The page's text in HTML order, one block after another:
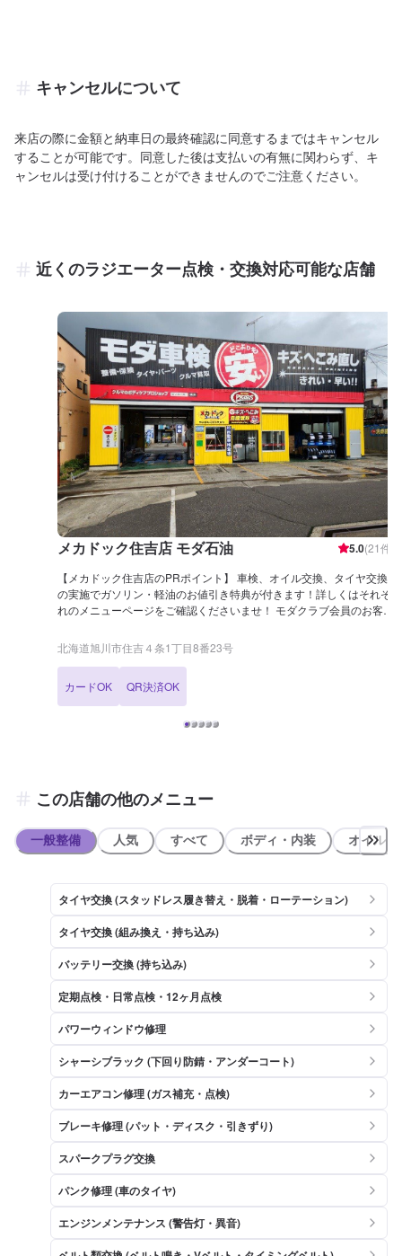
キャンセルについて
来店の際に金額と納車日の最終確認に同意するまではキャンセル
することが可能です。同意した後は支払いの有無に関わらず、キ
ャンセルは受け付けることができませんのでご注意ください。
近くのラジエーター点検・交換対応可能な店舗
メカドック住吉店 モダ石油 5.0(21件)
【メカドック住吉店のPRポイント】 車検、オイル交換、タイヤ交換
の実施でガソリン・軽油のお値引き特典が付きます！詳しくはそれぞ
れのメニューページをご確認くださいませ！ モダクラブ会員のお客様
代(100円)のみですぐに発行が可能です。アプリも合わせてさらにお
得にご利用可能なので、お気軽にお問い合わせくださいませ。 【営業
00 【在籍整備士】 二級整備士が6名、自動車検査員が5名在籍してお
ります。 安心してお車をお預けくださいませ。 【アクセス】 JR旭川
駅方面より国道40号線を士別方面へ向かい、北海道護国神社のある交
北海道旭川市住吉４条1丁目8番23号
カードOK QR決済OK
この店舗の他のメニュー
一般整備 人気 すべて ボディ・内装 オイル類
タイヤ交換 (スタッドレス履き替え・脱着・ローテーション)
タイヤ交換 (組み換え・持ち込み)
バッテリー交換 (持ち込み)
定期点検・日常点検・12ヶ月点検
パワーウィンドウ修理
シャーシブラック (下回り防錆・アンダーコート)
カーエアコン修理 (ガス補充・点検)
ブレーキ修理 (パット・ディスク・引きずり)
スパークプラグ交換
パンク修理 (車のタイヤ)
エンジンメンテナンス (警告灯・異音)